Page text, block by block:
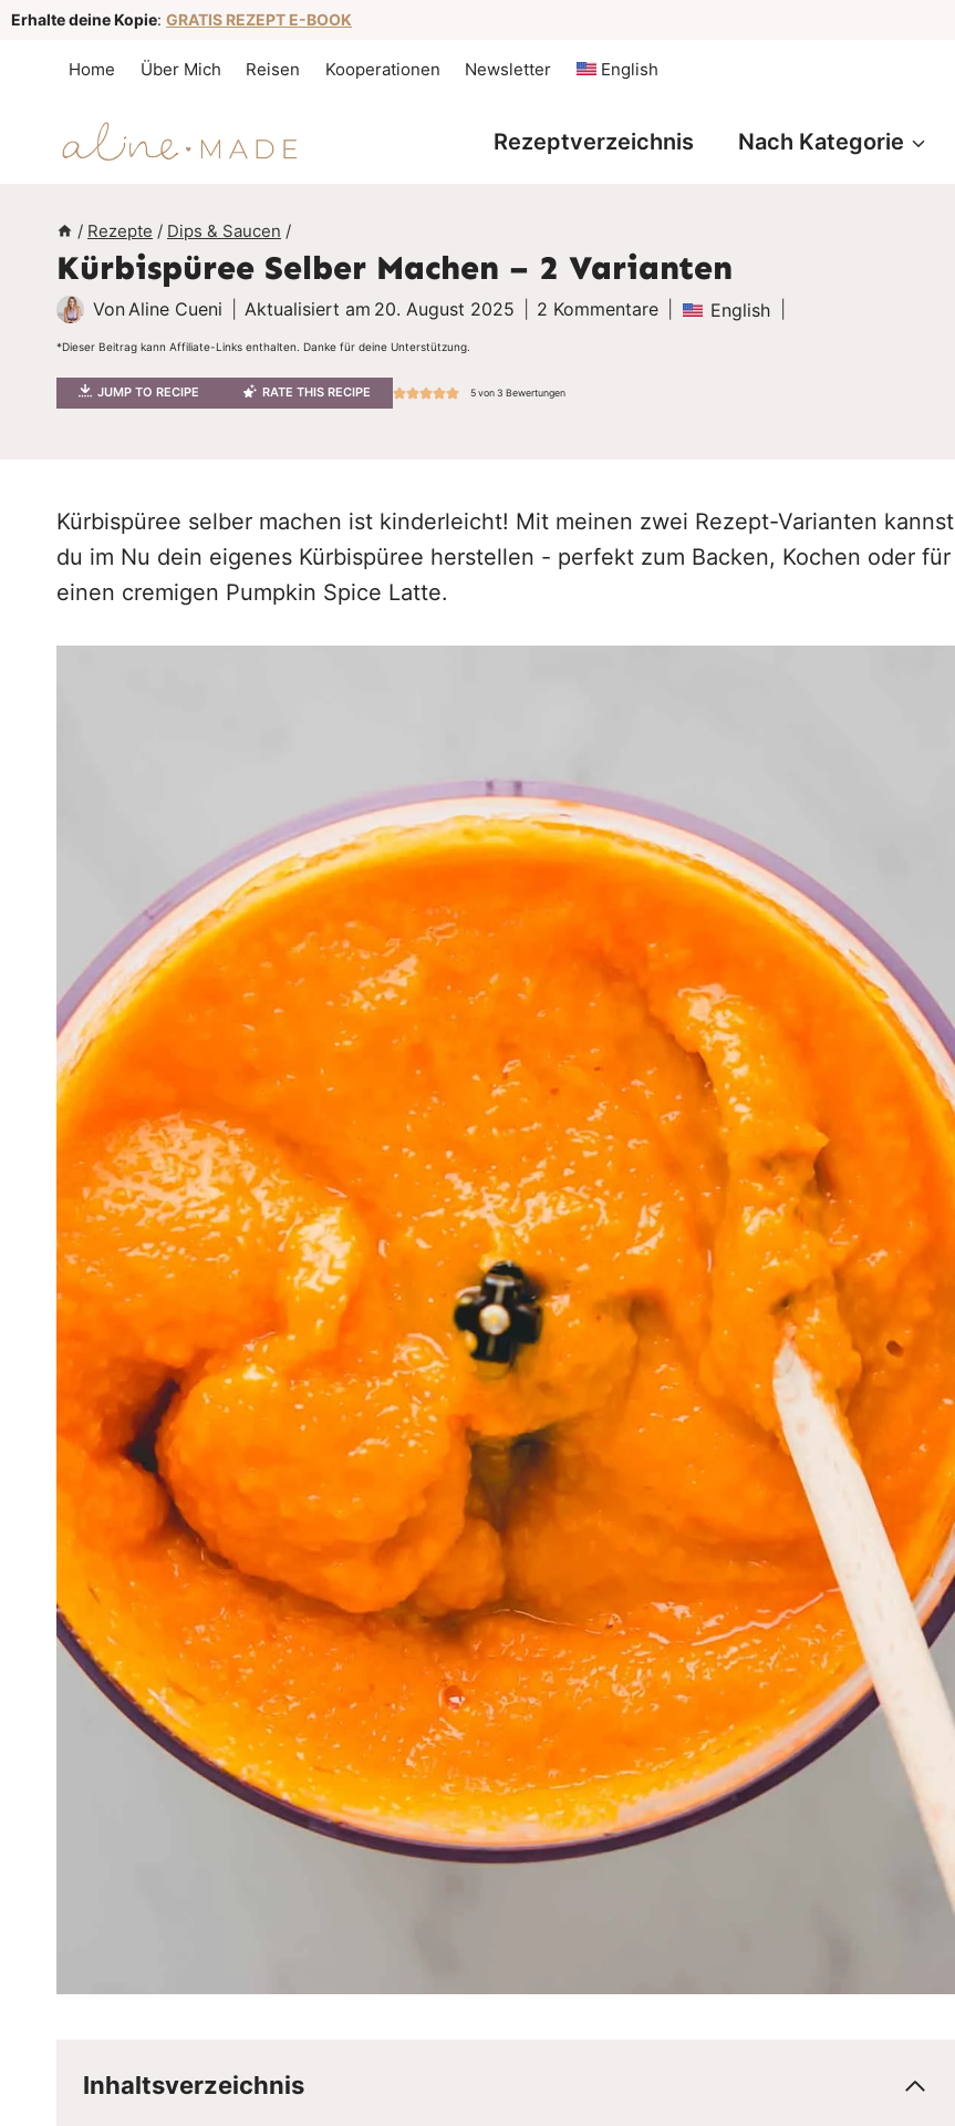
ZErhalte deine Kopie: GRATIS REZEPT E-BOOK
Home Über Mich Reisen Kooperationen Newsletter English
Rezeptverzeichnis Nach Kategorie
/ Rezepte / Dips & Saucen /
Kürbispüree Selber Machen – 2 Varianten
Von Aline Cueni Aktualisiert am 20. August 2025 2 Kommentare English
*Dieser Beitrag kann Affiliate-Links enthalten. Danke für deine Unterstützung.
JUMP TO RECIPE RATE THIS RECIPE 5von3 Bewertungen
Kürbispüree selber machen ist kinderleicht! Mit meinen zwei Rezept-Varianten kannst
du im Nu dein eigenes Kürbispüree herstellen - perfekt zum Backen, Kochen oder für
einen cremigen Pumpkin Spice Latte.
Inhaltsverzeichnis